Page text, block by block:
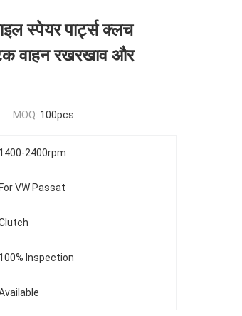
स्पेयर पार्ट्स क्लच
वाहन रखरखाव और
MOQ: 100pcs
1400-2400rpm
For VW Passat
100% Inspection